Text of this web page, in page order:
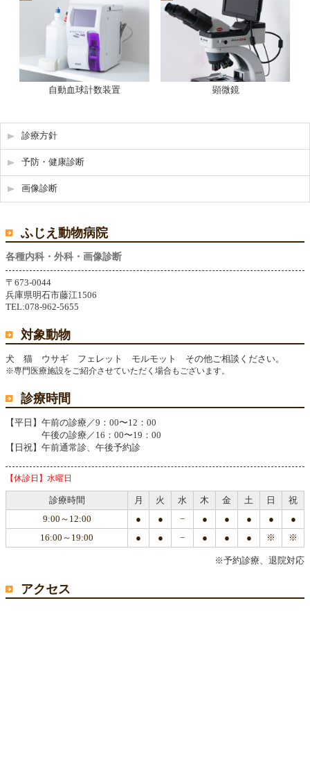
自動血球計数装置 顕微鏡
診療方針
予防・健康診断
画像診断
ふじえ動物病院
各種内科・外科・画像診断
〒673-0044
兵庫県明石市藤江1506
TEL:078-962-5655
対象動物
犬 猫 ウサギ フェレット モルモット その他ご相談ください。
※専門医療施設をご紹介させていただく場合もございます。
診療時間
【平日】 午前の診療／9：00〜12：00
午後の診療／16：00〜19：00
【日祝】 午前通常診、午後予約診
【休診日】水曜日
診療時間 月 火 水 木 金 土 日
祝
9:00～12:00
● ● − ● ● ● ●
●
16:00～19:00
● ● − ● ● ● ※ ※
※予約診療、退院対応
アクセス